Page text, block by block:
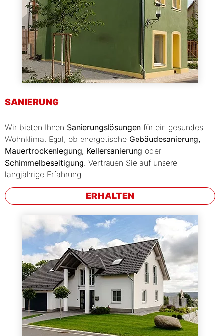
SANIERUNG
Wir bieten Ihnen Sanierungslösungen für ein gesundes
Wohnklima. Egal, ob energetische Gebäudesanierung,
Mauertrockenlegung, Kellersanierung oder
Schimmelbeseitigung . Vertrauen Sie auf unsere
langjährige Erfahrung.
ERHALTEN